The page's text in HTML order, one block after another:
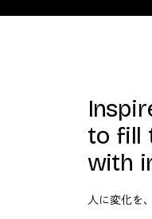
to fill
with
人に変化を